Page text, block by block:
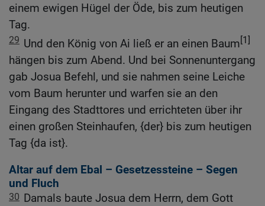
einem ewigen Hügel der Öde, bis zum heutigen
Tag.
29 Und den König von Ai ließ er an einen Baum[1]
hängen bis zum Abend. Und bei Sonnenuntergang
gab Josua Befehl, und sie nahmen seine Leiche
vom Baum herunter und warfen sie an den
Eingang des Stadttores und errichteten über ihr
einen großen Steinhaufen, {der} bis zum heutigen
Tag {da ist}.
Altar auf dem Ebal – Gesetzessteine – Segen
und Fluch
30 Damals baute Josua dem Herrn, dem Gott